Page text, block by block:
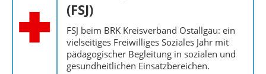
(FSJ)
FSJ beim BRK Kreisverband Ostallgäu: ein
vielseitiges Freiwilliges Soziales Jahr mit
pädagogischer Begleitung in sozialen und
gesundheitlichen Einsatzbereichen.